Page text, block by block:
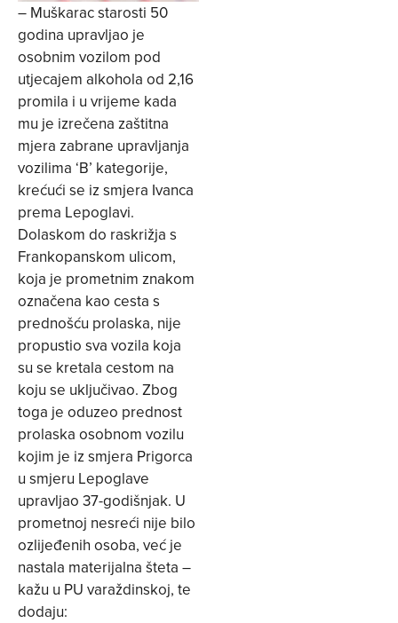
– Muškarac starosti 50
godina upravljao je
osobnim vozilom pod
utjecajem alkohola od 2,16
promila i u vrijeme kada
mu je izrečena zaštitna
mjera zabrane upravljanja
vozilima ‘B’ kategorije,
krećući se iz smjera Ivanca
prema Lepoglavi.
Dolaskom do raskrižja s
Frankopanskom ulicom,
koja je prometnim znakom
označena kao cesta s
prednošću prolaska, nije
propustio sva vozila koja
su se kretala cestom na
koju se uključivao. Zbog
toga je oduzeo prednost
prolaska osobnom vozilu
kojim je iz smjera Prigorca
u smjeru Lepoglave
upravljao 37-godišnjak. U
prometnoj nesreći nije bilo
ozlijeđenih osoba, već je
nastala materijalna šteta –
kažu u PU varaždinskoj, te
dodaju: